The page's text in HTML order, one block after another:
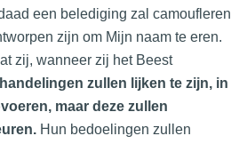
een belediging zal camoufleren
zijn om Mijn naam te eren.
zij, wanneer zij het Beest
zullen lijken te zijn, in
maar deze zullen
Hun bedoelingen zullen